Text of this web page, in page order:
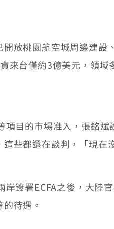
桃園航空城周邊建設
台僅約3億美元，領域
目的市場准入，張銘斌
些都還在談判，「現在
簽署ECFA之後，大陸
待遇。